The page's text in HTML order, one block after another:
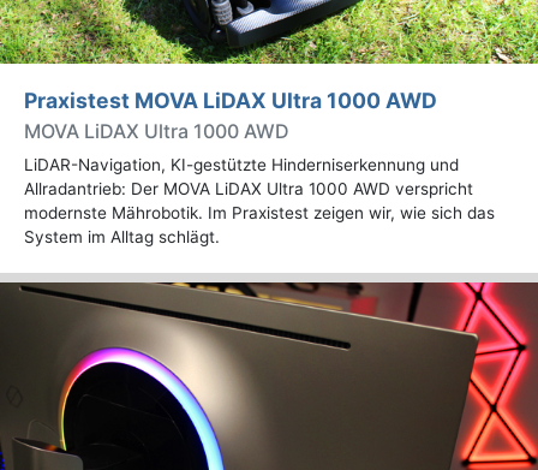
Praxistest MOVA LiDAX Ultra 1000 AWD
MOVA LiDAX Ultra 1000 AWD
LiDAR-Navigation, KI-gestützte Hinderniserkennung und
Allradantrieb: Der MOVA LiDAX Ultra 1000 AWD verspricht
modernste Mährobotik. Im Praxistest zeigen wir, wie sich das
System im Alltag schlägt.